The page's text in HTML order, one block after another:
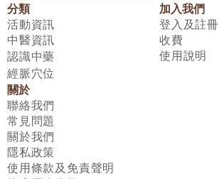
分類
活動資訊
中醫資訊
認識中藥
經脈穴位
加入我們
登入及註冊
收費
使用說明
關於
聯絡我們
常見問題
關於我們
隱私政策
使用條款及免責聲明